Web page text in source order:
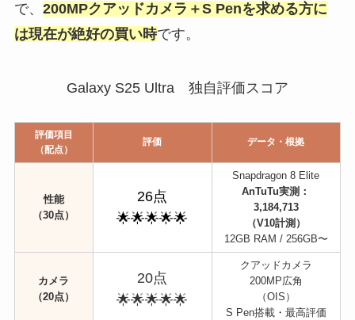
で、 200MPクアッドカメラ＋S Penを求める方に
は現在が絶好の買い時です。
Galaxy S25 Ultra 独自評価スコア
評価項目
（配点）
評価 データ・根拠
性能
（30点）
26点
🌟🌟🌟🌟🌟
Snapdragon 8 Elite
AnTuTu実測：
3,184,713
（V10計測）
12GB RAM / 256GB〜
カメラ
（20点）
20点
🌟🌟🌟🌟🌟
クアッドカメラ
200MP広角
（OIS）
S Pen搭載・最高評価